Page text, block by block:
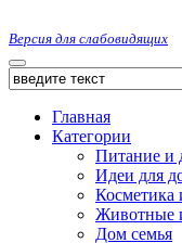
Версия для слабовидящих
Главная
Категории
Питание и
Идеи для
Животные
Дом семья